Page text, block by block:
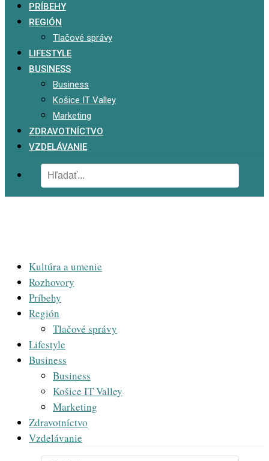
PRÍBEHY
REGIÓN
Tlačové správy
LIFESTYLE
BUSINESS
Business
Košice IT Valley
Marketing
ZDRAVOTNÍCTVO
VZDELÁVANIE
Kultúra a umenie
Rozhovory
Príbehy
Región
Tlačové správy
Lifestyle
Business
Business
Košice IT Valley
Marketing
Zdravotníctvo
Vzdelávanie